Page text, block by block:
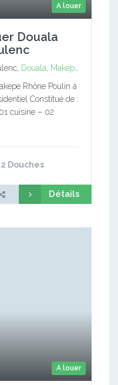
A louer
Douala
Douala
Makepe Rhône Poulenc
Rhône Poulin à
Constitué de :
cuisine – 02
2 Douches
Détails
A louer